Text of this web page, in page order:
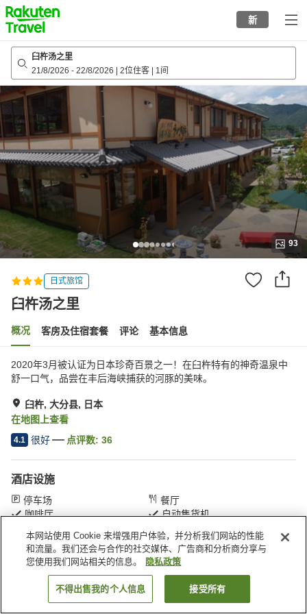
to
top
page
新
臼杵汤之里
21/8/2026 - 22/8/2026 2位住客 1间
93
日式旅馆
臼杵汤之里
概况 客房及住宿套餐 评论 基本信息
2020年3月被认证为日本珍奇百景之一！在臼杵特有的神奇温泉中
舒一口气，品尝在丰后海峡捕获的河豚的美味。
臼杵, 大分县, 日本
在地图上查看
4.1 很好 点评数: 36
酒店设施
停车场
餐厅
咖啡厅
自动售货机
首页 日本 大分县 臼杵 臼杵汤之里
搜索客房
本网站使用 Cookie 来增强用户体验，并分析我们网站的性能
和流量。我们还会与合作的社交媒体、广告商和分析商分享与
您使用我们网站相关的信息。
隐私政策
不得出售我的个人信息 接受所有